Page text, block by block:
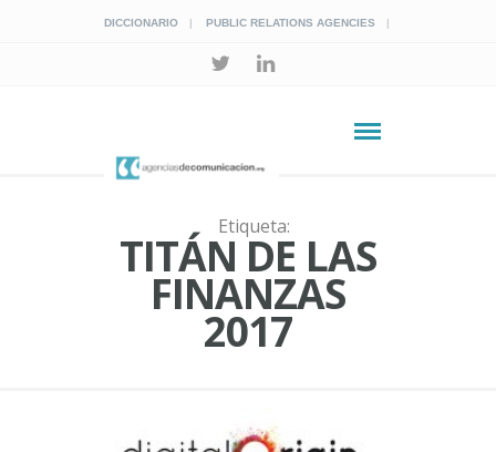
DICCIONARIO PUBLIC RELATIONS AGENCIES
Etiqueta:
TITÁN DE LAS
FINANZAS
2017